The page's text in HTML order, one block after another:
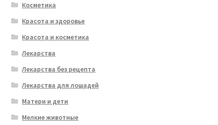
Косметика
Красота и здоровье
Красота и косметика
Лекарства
Лекарства без рецепта
Лекарства для лошадей
Матери и дети
Мелкие животные